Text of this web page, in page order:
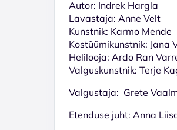
Autor: Indrek Hargla
Lavastaja: Anne Velt
Kunstnik: Karmo Mende
Kostüümikunstnik: Jana
Helilooja: Ardo Ran
Valguskunstnik: Terje
Valgustaja: Grete
Etenduse juht: Anna